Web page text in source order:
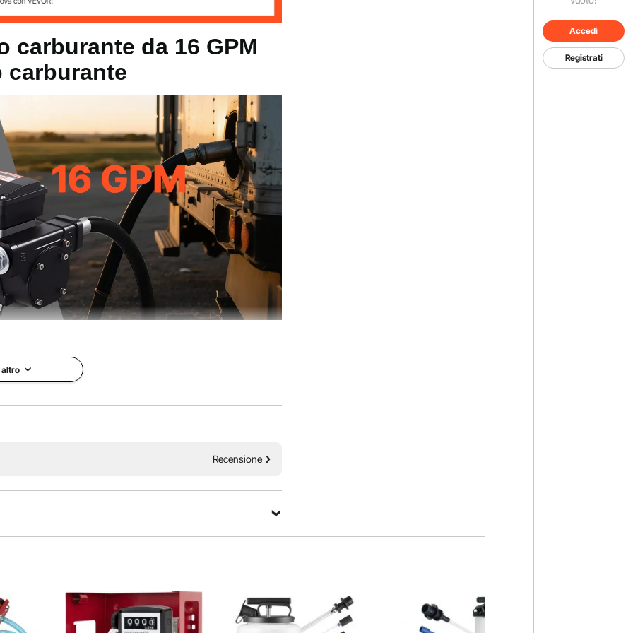
Accedi
Registrati
carburante da 16 GPM
carburante
m). Dotata di un motore in rame puro, questa pompa
affidabili.
alla pressione, all'usura e alla corrosione. Questa
altro
Recensione
Ordina per：Domande in evidenza